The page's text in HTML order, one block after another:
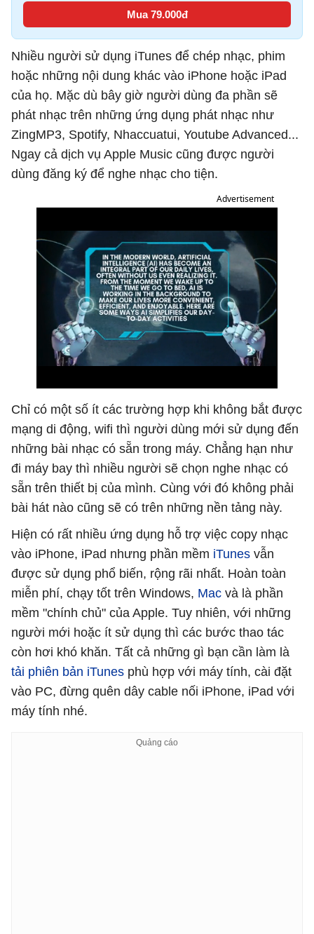
Mua 79.000đ
Nhiều người sử dụng iTunes để chép nhạc, phim
hoặc những nội dung khác vào iPhone hoặc iPad
của họ. Mặc dù bây giờ người dùng đa phần sẽ
phát nhạc trên những ứng dụng phát nhạc như
ZingMP3, Spotify, Nhaccuatui, Youtube Advanced...
Ngay cả dịch vụ Apple Music cũng được người
dùng đăng ký để nghe nhạc cho tiện.
Advertisement
Chỉ có một số ít các trường hợp khi không bắt được
mạng di động, wifi thì người dùng mới sử dụng đến
những bài nhạc có sẵn trong máy. Chẳng hạn như
đi máy bay thì nhiều người sẽ chọn nghe nhạc có
sẵn trên thiết bị của mình. Cùng với đó không phải
bài hát nào cũng sẽ có trên những nền tảng này.
Hiện có rất nhiều ứng dụng hỗ trợ việc copy nhạc
vào iPhone, iPad nhưng phần mềm iTunes vẫn
được sử dụng phổ biến, rộng rãi nhất. Hoàn toàn
miễn phí, chạy tốt trên Windows, Mac và là phần
mềm "chính chủ" của Apple. Tuy nhiên, với những
người mới hoặc ít sử dụng thì các bước thao tác
còn hơi khó khăn. Tất cả những gì bạn cần làm là
tải phiên bản iTunes phù hợp với máy tính, cài đặt
vào PC, đừng quên dây cable nối iPhone, iPad với
máy tính nhé.